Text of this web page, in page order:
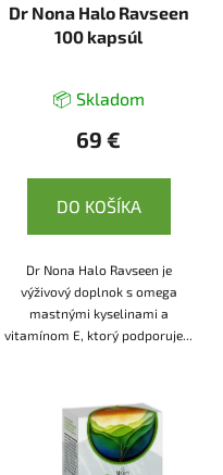
Dr Nona Halo Ravseen
100 kapsúl
📦 Skladom
69 €
DO KOŠÍKA
Dr Nona Halo Ravseen je
výživový doplnok s omega
mastnými kyselinami a
vitamínom E, ktorý podporuje...